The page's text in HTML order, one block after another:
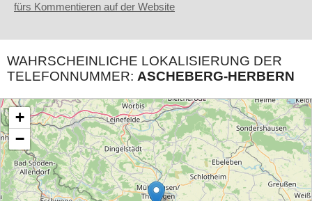
fürs Kommentieren auf der Website
WAHRSCHEINLICHE LOKALISIERUNG DER
TELEFONNUMMER: ASCHEBERG-HERBERN